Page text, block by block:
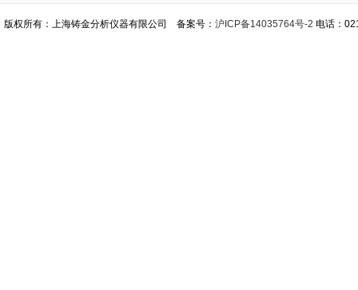
版权所有：上海铸金分析仪器有限公司 备案号： 沪ICP备14035764号-2 电话：